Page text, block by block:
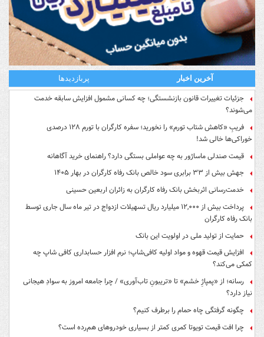
آخرین اخبار پربازدیدها
جزئیات تغییرات قانون بازنشستگی؛ چه کسانی مشمول افزایش سابقه خدمت
می‌شوند؟
فریبِ «کاهش شتاب تورم» را نخورید؛ سفره کارگران با تورم ۱۲۸ درصدی
خوراکی‌ها خالی شد!
قیمت صندلی ماساژور به چه عواملی بستگی دارد؟ راهنمای خرید آگاهانه
جهش بیش از ۳۳ برابری سود خالص بانک رفاه کارگران در بهار ۱۴۰۵
خدمت‌رسانی اثربخش بانک رفاه کارگران به زائران اربعین حسینی
پرداخت بیش از ۱۲,۰۰۰ میلیارد ریال تسهیلات ازدواج در تیر ماه سال جاری توسط
بانک رفاه کارگران
حمایت از تولید ملی در اولویت این بانک
افزایش قیمت قهوه و مواد اولیه کافی‌شاپ؛ نرم افزار حسابداری کافی شاپ چه
کمکی می‌کند؟
رسانه؛ از «پمپاژِ خشم» تا «تریبونِ تاب‌آوری» / چرا جامعه امروز به سوادِ هیجانی
نیاز دارد؟
چگونه گرفتگی چاه حمام را برطرف کنیم؟
چرا افت قیمت تویوتا کمری کمتر از بسیاری خودروهای هم‌رده است؟